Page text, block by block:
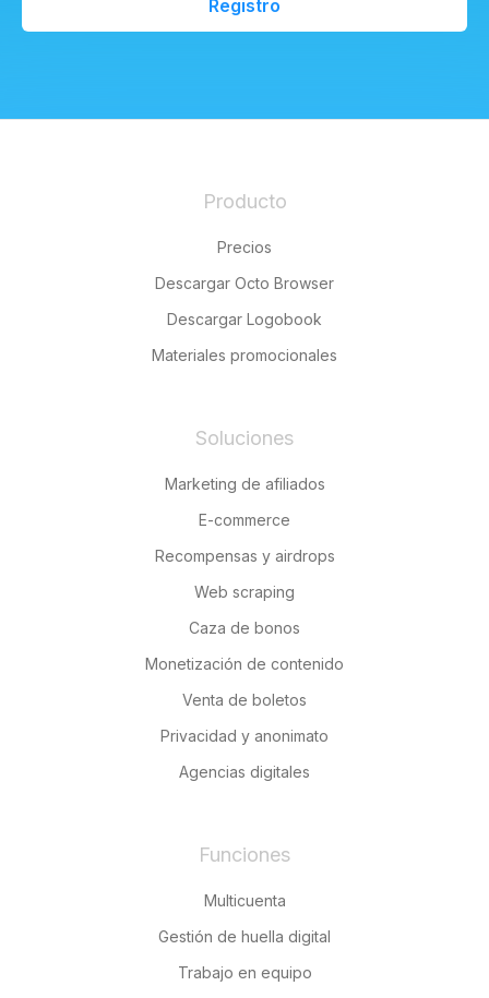
Registro
Producto
Precios
Descargar Octo Browser
Descargar Logobook
Materiales promocionales
Soluciones
Marketing de afiliados
E-commerce
Recompensas y airdrops
Web scraping
Caza de bonos
Monetización de contenido
Venta de boletos
Privacidad y anonimato
Agencias digitales
Funciones
Multicuenta
Gestión de huella digital
Trabajo en equipo